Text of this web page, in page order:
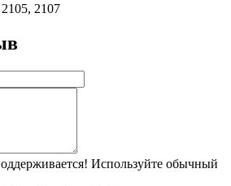
2107
Используйте обычный